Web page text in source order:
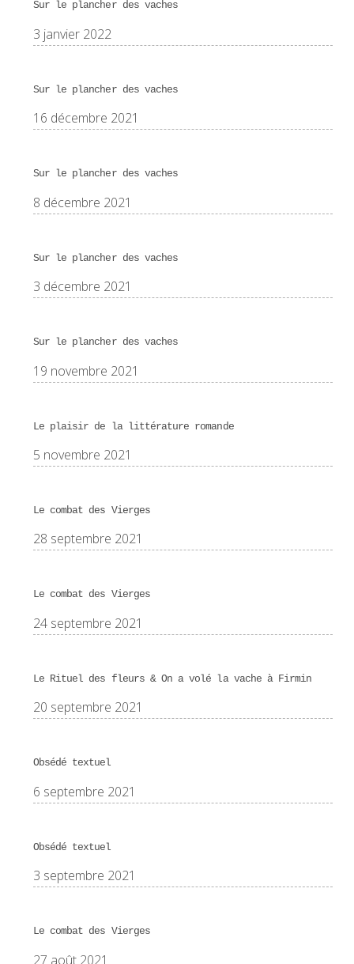
Sur le plancher des vaches
3 janvier 2022
Sur le plancher des vaches
16 décembre 2021
Sur le plancher des vaches
8 décembre 2021
Sur le plancher des vaches
3 décembre 2021
Sur le plancher des vaches
19 novembre 2021
Le plaisir de la littérature romande
5 novembre 2021
Le combat des Vierges
28 septembre 2021
Le combat des Vierges
24 septembre 2021
Le Rituel des fleurs & On a volé la vache à Firmin
20 septembre 2021
Obsédé textuel
6 septembre 2021
Obsédé textuel
3 septembre 2021
Le combat des Vierges
27 août 2021